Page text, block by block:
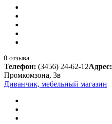
0 отзыва
Телефон: (3456) 24-62-12Адрес:
Промкомзона, 3в
Диванчик, мебельный магазин